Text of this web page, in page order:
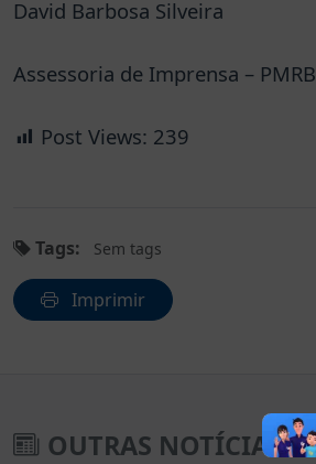
David Barbosa Silveira
Assessoria de Imprensa – PMRB
Post Views: 239
Tags: Sem tags
Imprimir
OUTRAS NOTÍCIAS